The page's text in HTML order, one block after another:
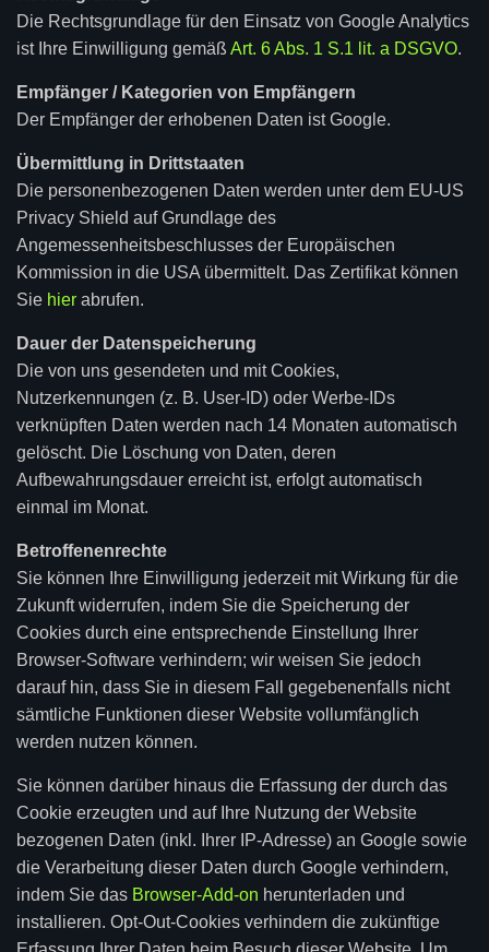
Die Rechtsgrundlage für den Einsatz von Google Analytics
ist Ihre Einwilligung gemäß Art. 6 Abs. 1 S.1 lit. a DSGVO.
Empfänger / Kategorien von Empfängern
Der Empfänger der erhobenen Daten ist Google.
Übermittlung in Drittstaaten
Die personenbezogenen Daten werden unter dem EU-US
Privacy Shield auf Grundlage des
Angemessenheitsbeschlusses der Europäischen
Kommission in die USA übermittelt. Das Zertifikat können
Sie hier abrufen.
Dauer der Datenspeicherung
Die von uns gesendeten und mit Cookies,
Nutzerkennungen (z. B. User-ID) oder Werbe-IDs
verknüpften Daten werden nach 14 Monaten automatisch
gelöscht. Die Löschung von Daten, deren
Aufbewahrungsdauer erreicht ist, erfolgt automatisch
einmal im Monat.
Betroffenenrechte
Sie können Ihre Einwilligung jederzeit mit Wirkung für die
Zukunft widerrufen, indem Sie die Speicherung der
Cookies durch eine entsprechende Einstellung Ihrer
Browser-Software verhindern; wir weisen Sie jedoch
darauf hin, dass Sie in diesem Fall gegebenenfalls nicht
sämtliche Funktionen dieser Website vollumfänglich
werden nutzen können.
Sie können darüber hinaus die Erfassung der durch das
Cookie erzeugten und auf Ihre Nutzung der Website
bezogenen Daten (inkl. Ihrer IP-Adresse) an Google sowie
die Verarbeitung dieser Daten durch Google verhindern,
indem Sie das Browser-Add-on herunterladen und
installieren. Opt-Out-Cookies verhindern die zukünftige